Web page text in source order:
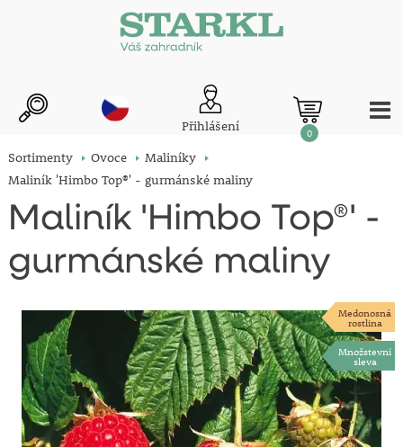
Přihlášení 0
Sortimenty Ovoce
Maliníky
Maliník 'Himbo Top®' - gurmánské maliny
Maliník 'Himbo Top®' -
gurmánské maliny
Medonosná
rostlina
Množstevní
sleva